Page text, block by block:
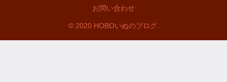
お問い合わせ
© 2020 HOBOいぬのブログ.